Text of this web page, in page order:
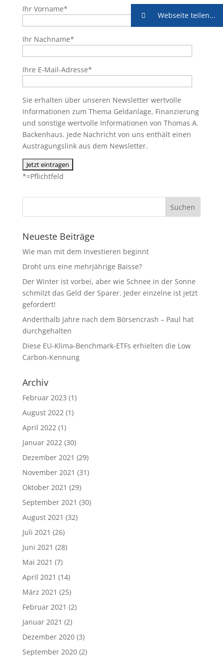
Ihr Vorname*
Ihr Nachname*
Ihre E-Mail-Adresse*
Sie erhalten über unseren Newsletter wertvolle
Informationen zum Thema Geldanlage, Finanzierung
und sonstige wertvolle Informationen von Thomas A.
Backenhaus. Jede Nachricht von uns enthält einen
Austragungslink aus dem Newsletter.
*=Pflichtfeld
Neueste Beiträge
Wie man mit dem Investieren beginnt
Droht uns eine mehrjährige Baisse?
Der Winter ist vorbei, aber wie Schnee in der Sonne
schmilzt das Geld der Sparer. Jeder einzelne ist jetzt
gefordert!
Anderthalb Jahre nach dem Börsencrash – Paul hat
durchgehalten
Diese EU-Klima-Benchmark-ETFs erhielten die Low
Carbon-Kennung
Archiv
Februar 2023 (1)
August 2022(1)
April 2022(1)
Januar 2022(30)
Dezember 2021 (29)
November 2021 (31)
Oktober 2021 (29)
September 2021 (30)
August 2021 (32)
Juli 2021 (26)
Juni 2021 (28)
Mai 2021 (7)
April 2021 (14)
März 2021 (25)
Februar 2021 (2)
Januar 2021 (2)
Dezember 2020(3)
September 2020(2)
Webseite teilen...